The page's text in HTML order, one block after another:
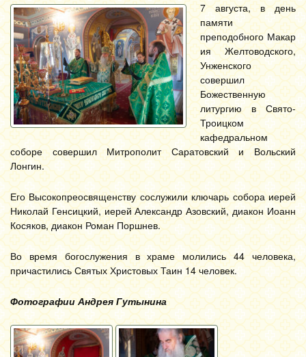
7 августа, в день
памяти
преподобного Макар
ия Желтоводского,
Унженского
совершил
Божественную
литургию в Свято-
Троицком
кафедральном
соборе совершил Митрополит Саратовский и Вольский
Лонгин.
Его Высокопреосвященству сослужили ключарь собора иерей
Николай Генсицкий, иерей Александр Азовский, диакон Иоанн
Косяков, диакон Роман Поршнев.
Во время богослужения в храме молились 44 человека,
причастились Святых Христовых Таин 14 человек.
Фотографии Андрея Гутынина